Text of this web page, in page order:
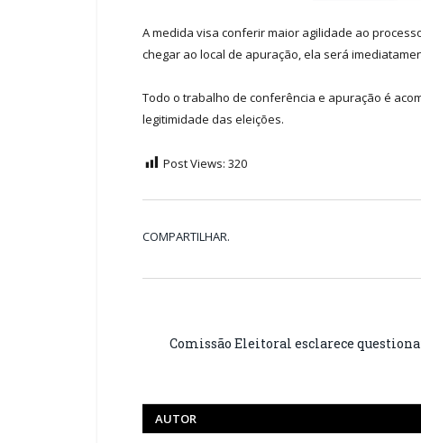
A medida visa conferir maior agilidade ao
chegar ao local de apuração, ela será
Todo o trabalho de conferência e apuração é
legitimidade das eleições.
Post Views: 320
COMPARTILHAR.
Comissão Eleitoral esclarece
AUTOR